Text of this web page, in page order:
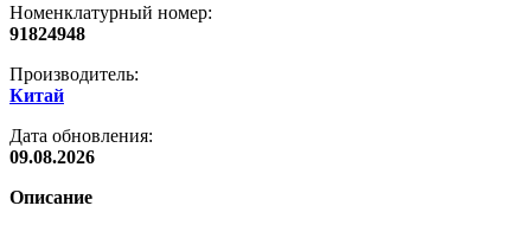
Номенклатурный номер:
91824948
Производитель:
Китай
Дата обновления:
09.08.2026
Описание